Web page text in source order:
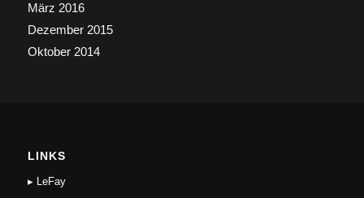
März 2016
Dezember 2015
Oktober 2014
LINKS
▸ LeFay